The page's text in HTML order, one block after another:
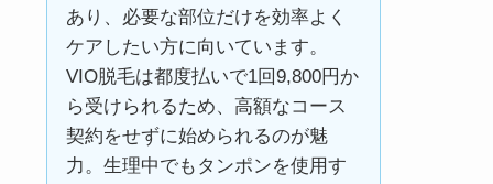
あり、必要な部位だけを効率よく
ケアしたい方に向いています。
VIO脱毛は都度払いで1回9,800円か
ら受けられるため、高額なコース
契約をせずに始められるのが魅
力。生理中でもタンポンを使用す